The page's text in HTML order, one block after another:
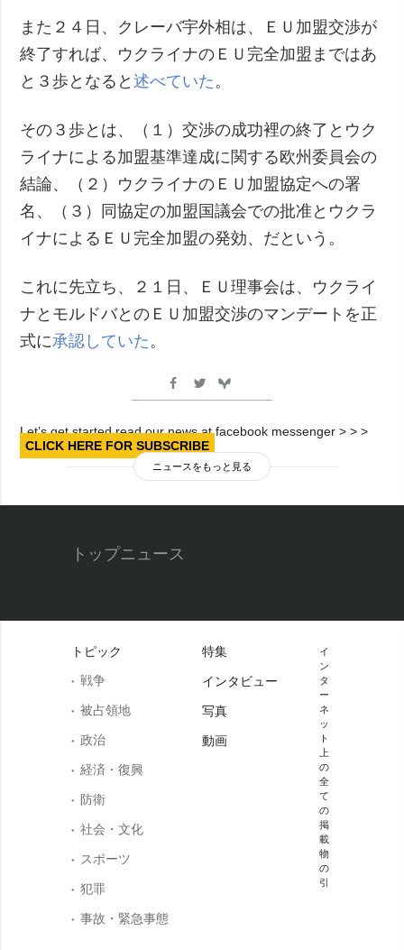
また２４日、クレーバ宇外相は、ＥＵ加盟交渉が
終了すれば、ウクライナのＥＵ完全加盟まではあ
と３歩となると述べていた 。
その３歩とは、（１）交渉の成功裡の終了とウク
ライナによる加盟基準達成に関する欧州委員会の
結論、（２）ウクライナのＥＵ加盟協定への署
名、（３）同協定の加盟国議会での批准とウクラ
イナによるＥＵ完全加盟の発効、だという。
これに先立ち、２１日、ＥＵ理事会は、ウクライ
ナとモルドバとのＥＵ加盟交渉のマンデートを正
式に承認していた 。
Let’s get started read our news at facebook messenger > > >
CLICK HERE FOR SUBSCRIBE
ニュースをもっと見る
トップニュース
トピック
戦争
被占領地
政治
経済・復興
防衛
社会・文化
スポーツ
犯罪
事故・緊急事態
特集
インタビュー
写真
動画
イ
ン
タ
ー
ネ
ッ
ト
上
の
全
て
の
掲
載
物
の
引